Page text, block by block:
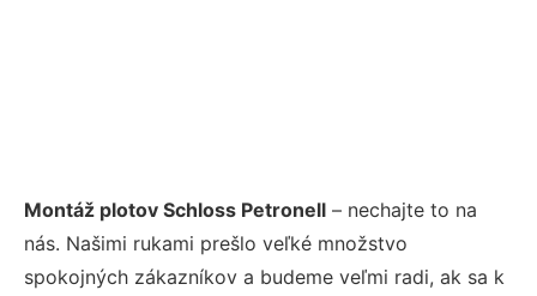
Montáž plotov Schloss Petronell – nechajte to na
nás. Našimi rukami prešlo veľké množstvo
spokojných zákazníkov a budeme veľmi radi, ak sa k